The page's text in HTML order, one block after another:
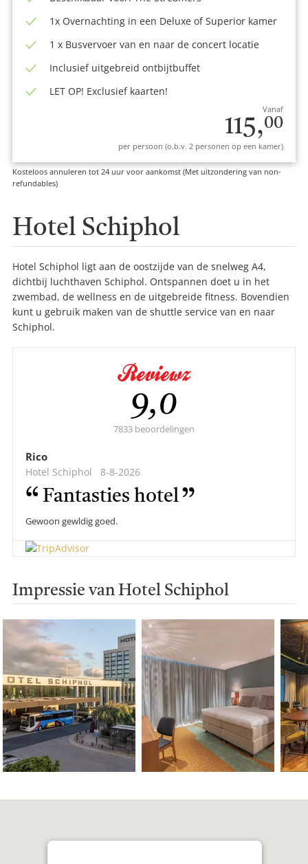
1x Overnachting in een Deluxe of Superior kamer
1 x Busvervoer van en naar de concert locatie
Inclusief uitgebreid ontbijtbuffet
LET OP! Exclusief kaarten!
Vanaf
115,00
per persoon (o.b.v. 2 personen op een kamer)
Kosteloos annuleren tot 24 uur voor aankomst (Met uitzondering van non-
refundables)
Hotel Schiphol
Hotel Schiphol ligt aan de oostzijde van de snelweg A4,
dichtbij luchthaven Schiphol. Ontspannen doet u in het
zwembad, de wellness en de uitgebreide fitness. Bovendien
kunt u gebruik maken van de shuttle service van en naar
Schiphol.
Gemiddelde
score:
9,0
7833 beoordelingen
Rico
Hotel Schiphol 8-8-2026
Fantasties hotel
Gewoon gewldig goed.
Impressie van Hotel Schiphol